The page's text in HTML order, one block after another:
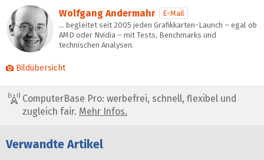
Wolfgang Andermahr
E-Mail
… begleitet seit 2005 jeden Grafikkarten-Launch – egal ob
AMD oder Nvidia – mit Tests, Benchmarks und
technischen Analysen.
Bildübersicht
ComputerBase Pro: werbefrei, schnell, flexibel und
zugleich fair. Mehr Infos.
Verwandte Artikel